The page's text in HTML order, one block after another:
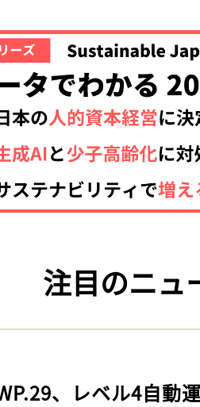
注目のニュ
、レベル4自動
ログイン
会員登録